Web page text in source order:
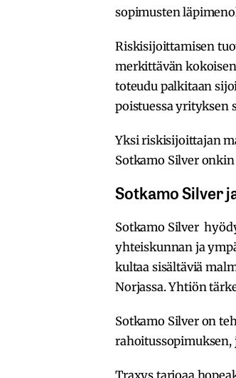
sopimusten
Riskisijoittamisen
merkittävän
toteudu palkitaan
poistuessa yrityksen
Yksi riskisijoittajan
Sotkamo Silver
Sotkamo Silver
Sotkamo Silver
yhteiskunnan ja
kultaa sisältäviä
Norjassa. Yhtiön
Sotkamo Silver on
Traxys tarjoaa